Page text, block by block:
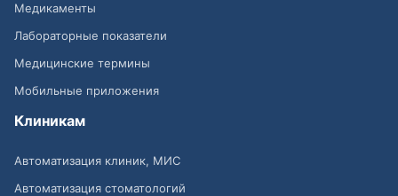
Медикаменты
Лабораторные показатели
Медицинские термины
Мобильные приложения
Клиникам
Автоматизация клиник, МИС
Автоматизация стоматологий